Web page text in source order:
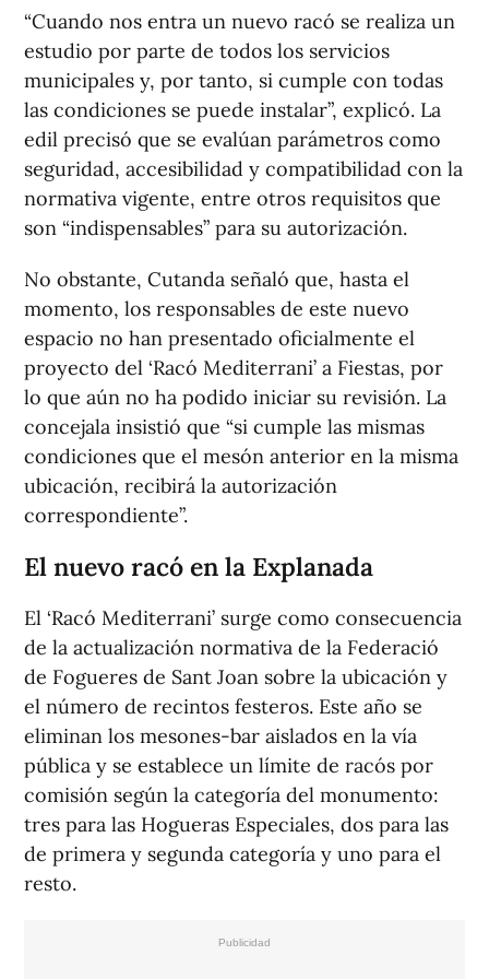
“Cuando nos entra un nuevo racó se realiza un
estudio por parte de todos los servicios
municipales y, por tanto, si cumple con todas
las condiciones se puede instalar”, explicó. La
edil precisó que se evalúan parámetros como
seguridad, accesibilidad y compatibilidad con la
normativa vigente, entre otros requisitos que
son “indispensables” para su autorización.
No obstante, Cutanda señaló que, hasta el
momento, los responsables de este nuevo
espacio no han presentado oficialmente el
proyecto del ‘Racó Mediterrani’ a Fiestas, por
lo que aún no ha podido iniciar su revisión. La
concejala insistió que “si cumple las mismas
condiciones que el mesón anterior en la misma
ubicación, recibirá la autorización
correspondiente”.
El nuevo racó en la Explanada
El ‘Racó Mediterrani’ surge como consecuencia
de la actualización normativa de la Federació
de Fogueres de Sant Joan sobre la ubicación y
el número de recintos festeros. Este año se
eliminan los mesones-bar aislados en la vía
pública y se establece un límite de racós por
comisión según la categoría del monumento:
tres para las Hogueras Especiales, dos para las
de primera y segunda categoría y uno para el
resto.